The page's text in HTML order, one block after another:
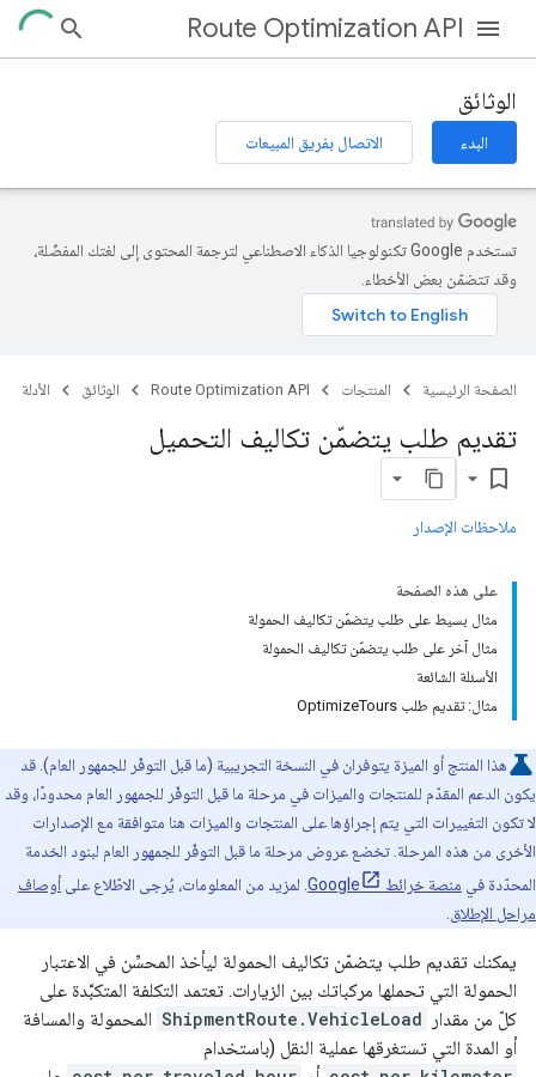
Route Optimization API
الوثائق
البدء الاتصال بفريق المبيعات
تستخدم Google تكنولوجيا الذكاء الاصطناعي لترجمة المحتوى إلى لغتك المفضّلة،
وقد تتضمّن بعض الأخطاء.
الصفحة الرئيسية المنتجات Route Optimization API الوثائق الأدلة
تقديم طلب يتضمّن تكاليف التحميل
bookmark_border
ملاحظات الإصدار
على هذه الصفحة
مثال بسيط على طلب يتضمّن تكاليف الحمولة
مثال آخر على طلب يتضمّن تكاليف الحمولة
الأسئلة الشائعة
مثال: تقديم طلب OptimizeTours
هذا المنتج أو الميزة يتوفران في النسخة التجريبية (ما قبل التوفّر للجمهور العام). قد
يكون الدعم المقدّم للمنتجات والميزات في مرحلة ما قبل التوفّر للجمهور العام محدودًا، وقد
لا تكون التغييرات التي يتم إجراؤها على المنتجات والميزات هنا متوافقة مع الإصدارات
الأخرى من هذه المرحلة. تخضع عروض مرحلة ما قبل التوفّر للجمهور العام لبنود الخدمة
المحدّدة في منصة خرائط Google . لمزيد من المعلومات، يُرجى الاطّلاع على أوصاف
مراحل الإطلاق
يمكنك تقديم طلب يتضمّن تكاليف الحمولة ليأخذ المحسِّن في الاعتبار
الحمولة التي تحملها مركباتك بين الزيارات. تعتمد التكلفة المتكبَّدة على
كلّ من مقدار
ShipmentRoute.VehicleLoad المحمولة والمسافة
أو المدة التي تستغرقها عملية النقل (باستخدام